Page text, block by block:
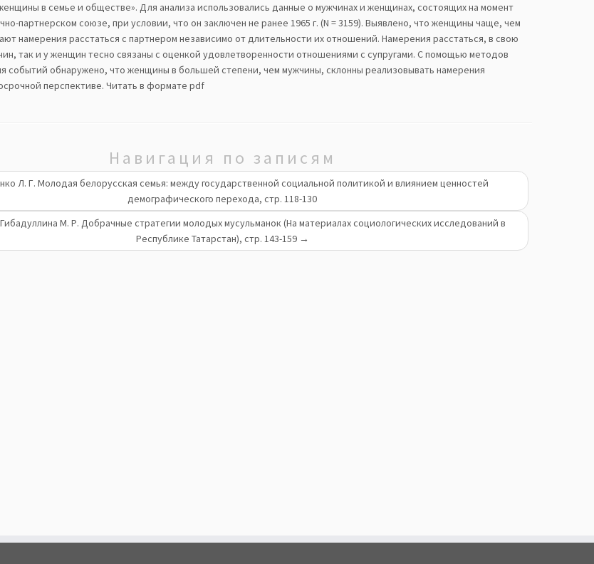
в семье и обществе». Для анализа использовались данные о мужчинах и женщинах, состоящих на момент
партнерском союзе, при условии, что он заключен не ранее 1965 г. (N = 3159). Выявлено, что женщины чаще, чем
намерения расстаться с партнером независимо от длительности их отношений. Намерения расстаться, в свою
так и у женщин тесно связаны с оценкой удовлетворенности отношениями с супругами. С помощью методов
событий обнаружено, что женщины в большей степени, чем мужчины, склонны реализовывать намерения
перспективе. Читать в формате pdf
Навигация по записям
Л. Г. Молодая белорусская семья: между государственной социальной политикой и влиянием ценностей
демографического перехода, стр. 118-130
М. Р. Добрачные стратегии молодых мусульманок (На материалах социологических исследований в
Республике Татарстан), стр. 143-159 →